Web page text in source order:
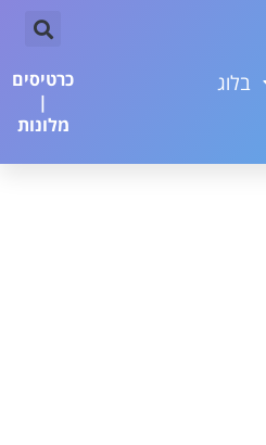
בלוג
כרטיסים
|
מלונות